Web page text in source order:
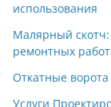
использования
Малярный
ремонтных
Откатные ворота
Услуги